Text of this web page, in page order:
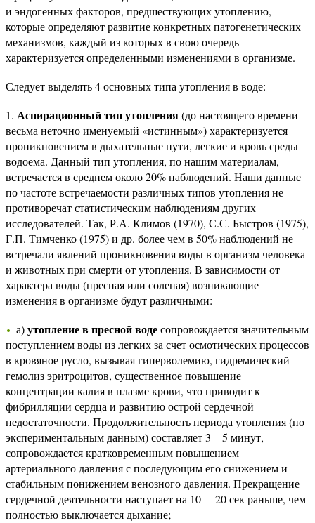
и эндогенных факторов, предшествующих утоплению,
которые определяют развитие конкретных патогенетических
механизмов, каждый из которых в свою очередь
характеризуется определенными изменениями в организме.
Следует выделять 4 основных типа утопления в воде:
1. Аспирационный тип утопления(до настоящего времени
весьма неточно именуемый «истинным») характеризуется
проникновением в дыхательные пути, легкие и кровь среды
водоема. Данный тип утопления, по нашим материалам,
встречается в среднем около 20% наблюдений. Наши данные
по частоте встречаемости различных типов утопления не
противоречат статистическим наблюдениям других
исследователей. Так, Р.А. Климов (1970), С.С. Быстров (1975),
Г.П. Тимченко (1975) и др. более чем в 50% наблюдений не
встречали явлений проникновения воды в организм человека
и животных при смерти от утопления. В зависимости от
характера воды (пресная или соленая) возникающие
изменения в организме будут различными:
а)утопление в пресной водесопровождается значительным
поступлением воды из легких за счет осмотических процессов
в кровяное русло, вызывая гиперволемию, гидремический
гемолиз эритроцитов, существенное повышение
концентрации калия в плазме крови, что приводит к
фибрилляции сердца и развитию острой сердечной
недостаточности. Продолжительность периода утопления (по
экспериментальным данным) составляет 3—5 минут,
сопровождается кратковременным повышением
артериального давления с последующим его снижением и
стабильным понижением венозного давления. Прекращение
сердечной деятельности наступает на 10— 20 сек раньше, чем
полностью выключается дыхание;